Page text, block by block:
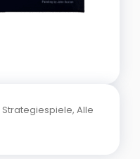
Strategiespiele, Alle